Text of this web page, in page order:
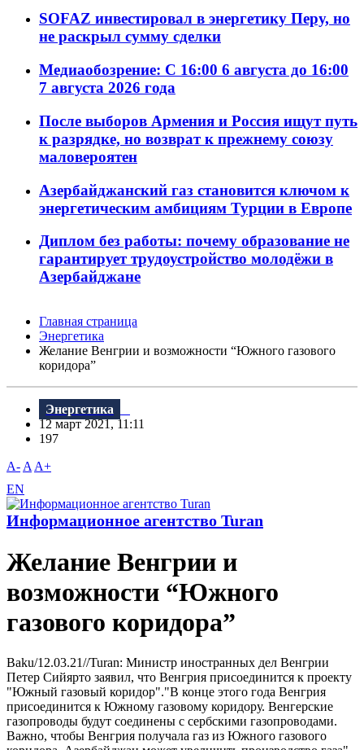
SOFAZ инвестировал в энергетику Перу, но
не раскрыл сумму сделки
Медиаобозрение: С 16:00 6 августа до 16:00
7 августа 2026 года
После выборов Армения и Россия ищут путь
к разрядке, но возврат к прежнему союзу
маловероятен
Азербайджанский газ становится ключом к
энергетическим амбициям Турции в Европе
Диплом без работы: почему образование не
гарантирует трудоустройство молодёжи в
Азербайджане
Главная страница
Энергетика
Желание Венгрии и возможности “Южного газового
коридора”
Энергетика
12 март 2021, 11:11
197
A- A A+
EN
Информационное агентство Turan
Желание Венгрии и
возможности “Южного
газового коридора”
Baku/12.03.21//Turan: Министр иностранных дел Венгрии
Петер Сийярто заявил, что Венгрия присоединится к проекту
"Южный газовый коридор"."В конце этого года Венгрия
присоединится к Южному газовому коридору. Венгерские
газопроводы будут соединены с сербскими газопроводами.
Важно, чтобы Венгрия получала газ из Южного газового